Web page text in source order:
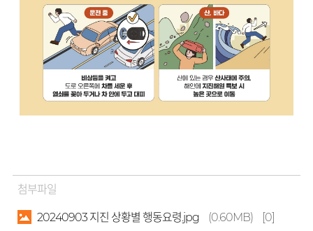
첨부파일
20240903 지진 상황별 행동요령.jpg (0.60MB)
[0]